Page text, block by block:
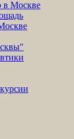
в Москве